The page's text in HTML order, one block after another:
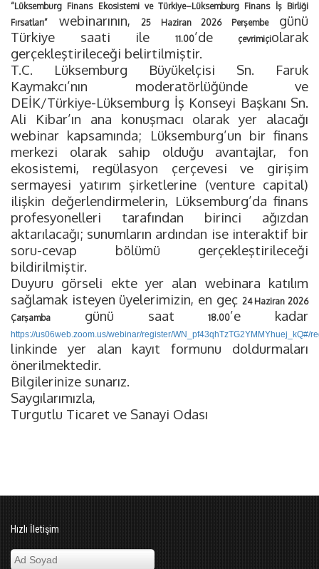
“Lüksemburg Finans Ekosistemi ve Türkiye–Lüksemburg Finans İş Birliği
Fırsatları”
webinarının, 25 Haziran 2026 Perşembegünü
Türkiye saati ile
11.00’de çevrimiçiolarak
gerçekleştirileceği belirtilmiştir.
T.C. Lüksemburg Büyükelçisi Sn. Faruk
Kaymakcı’nın moderatörlüğünde ve
DEİK/Türkiye-Lüksemburg İş Konseyi Başkanı Sn.
Ali Kibar’ın ana konuşmacı olarak yer alacağı
webinar kapsamında; Lüksemburg’un bir finans
merkezi olarak sahip olduğu avantajlar, fon
ekosistemi, regülasyon çerçevesi ve girişim
sermayesi yatırım şirketlerine (venture capital)
ilişkin değerlendirmelerin, Lüksemburg’da finans
profesyonelleri tarafından birinci ağızdan
aktarılacağı; sunumların ardından ise interaktif bir
soru-cevap bölümü gerçekleştirileceği
bildirilmiştir.
Duyuru görseli ekte yer alan webinara katılım
sağlamak isteyen üyelerimizin, en geç 24 Haziran 2026
Çarşamba
günü saat18.00’e kadar
https://us06web.zoom.us/webinar/register/WN_pf43qhTzTG2YMMYhuej_kQ#/
linkinde yer alan kayıt formunu doldurmaları
önerilmektedir.
Bilgilerinize sunarız.
Saygılarımızla,
Turgutlu Ticaret ve Sanayi Odası
Hızlı İletişim